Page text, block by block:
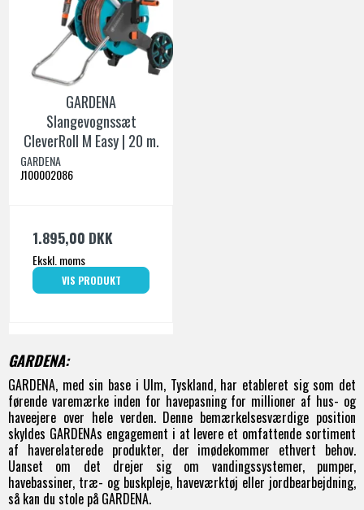
GARDENA
Slangevognssæt
CleverRoll M Easy | 20 m.
GARDENA
J100002086
1.895,00 DKK
Ekskl. moms
VIS PRODUKT
GARDENA:
GARDENA, med sin base i Ulm, Tyskland, har etableret sig som det
førende varemærke inden for havepasning for millioner af hus- og
haveejere over hele verden. Denne bemærkelsesværdige position
skyldes GARDENAs engagement i at levere et omfattende sortiment
af haverelaterede produkter, der imødekommer ethvert behov.
Uanset om det drejer sig om vandingssystemer, pumper,
havebassiner, træ- og buskpleje, haveværktøj eller jordbearbejdning,
så kan du stole på GARDENA.